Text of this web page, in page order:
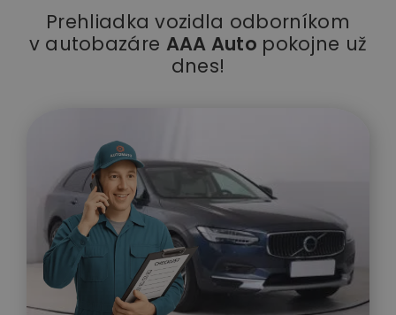
Prehliadka vozidla odborníkom
v autobazáre AAA Auto pokojne už
dnes!